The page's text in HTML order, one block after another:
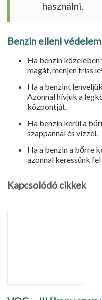
használni.
Benzin elleni védelem
Ha benzin közelében
magát, menjen friss
Ha a benzint
Azonnal hívjuk a
központját.
Ha benzin kerül a
szappannal és vízzel.
Ha a benzin a bőrre
azonnal keressünk
Kapcsolódó cikkek